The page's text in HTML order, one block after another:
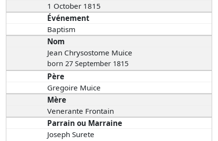
1 October 1815
Événement
Baptism
Nom
Jean Chrysostome Muice
born 27 September 1815
Père
Gregoire Muice
Mère
Venerante Frontain
Parrain ou Marraine
Joseph Surete